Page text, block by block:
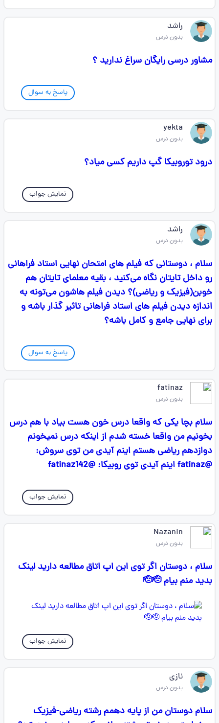
راشد
بدون درس
مشاور درسی رایگان سراغ ندارید ؟
پاسخ به سوال
yekta
بدون درس
درود توروبیکا گپ داریم کسی میاد؟
نمایش جواب
راشد
بدون درس
سلام ، دوستانی که فیلم های امتحان نهایی استاد فراهانی
رو داخل تایتان نگاه می‌کنید ، بقیه معلمای تایتان هم
خوبن(فیزیک و ریاضی)؟ دیدن فیلم هاشون می‌تونه به
اندازه دیدن فیلم های استاد فراهانی تاثیر گذار باشه و
برای نهایی جامع و کامل باشه؟
پاسخ به سوال
fatinaz
بدون درس
سلام بچا یکی که واقعا درس خون هست بیاد با هم درس
بخونیم من واقعا خسته شدم از اینکه درس نمیخونم
دوازدهم ریاضی هستم اینم آیدی من توی سروش:
@fatinaz اینم آیدی توی روبیکا: @fatinaz142
نمایش جواب
Nazanin
بدون درس
سلام ، دوستان اگر توی این اپ اتاق مطالعه دارید لینک
بدید منم بیام 🫡🫡
نمایش جواب
نازی
بدون درس
سلام دوستان من از پایه دهمم رشته ریاضی-فیزیک